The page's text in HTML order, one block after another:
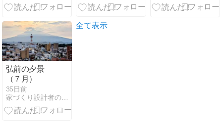
レンチハウス
弘前の夕景
（７月）
35日前
家づくり設計者の日常 〜よろず話〜
全て表示